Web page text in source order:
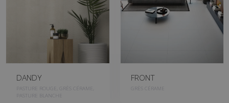
DANDY
PASTURE ROUGE, GRÈS CÉRAME,
PASTURE BLANCHE
FRONT
GRÈS CÉRAME